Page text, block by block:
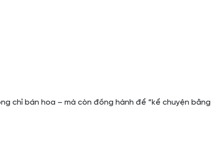
chỉ bán hoa – mà còn đồng hành để “kể chuyện bằng